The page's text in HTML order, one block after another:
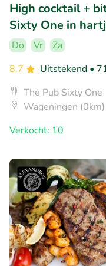
High cocktail +
Sixty One in
Do Vr
Za
8.7
Uitstekend •
The Pub Sixty One
Wageningen (0km)
Verkocht: 10